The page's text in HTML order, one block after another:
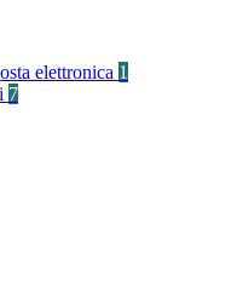
elettronica 1
7